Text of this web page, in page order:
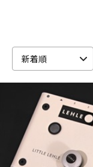
ベース
ドラム
キーボード
新着順